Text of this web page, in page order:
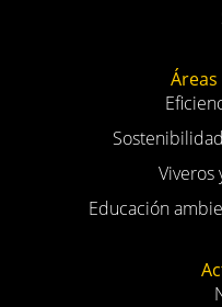
Viveros
Educación